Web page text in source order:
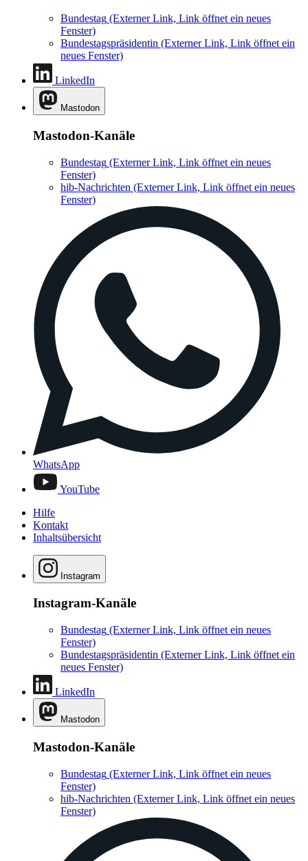
Bundestag (Externer Link, Link öffnet ein neues
Fenster)
Bundestagspräsidentin (Externer Link, Link öffnet ein
neues Fenster)
LinkedIn
Mastodon
Mastodon-Kanäle
Bundestag (Externer Link, Link öffnet ein neues
Fenster)
hib-Nachrichten (Externer Link, Link öffnet ein neues
Fenster)
WhatsApp
YouTube
Hilfe
Kontakt
Inhaltsübersicht
Instagram
Instagram-Kanäle
Bundestag (Externer Link, Link öffnet ein neues
Fenster)
Bundestagspräsidentin (Externer Link, Link öffnet ein
neues Fenster)
LinkedIn
Mastodon
Mastodon-Kanäle
Bundestag (Externer Link, Link öffnet ein neues
Fenster)
hib-Nachrichten (Externer Link, Link öffnet ein neues
Fenster)